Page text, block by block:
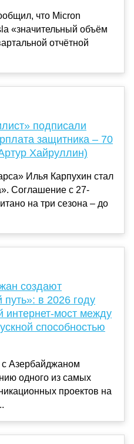
что Micron
«значительный объём
отчётной
подписали
защитника – 70
Хайруллин)
Илья Карпухин стал
Соглашение с 27-
на три сезона – до
создают
в 2026 году
интернет-мост между
способностью
с Азербайджаном
одного из самых
проектов на